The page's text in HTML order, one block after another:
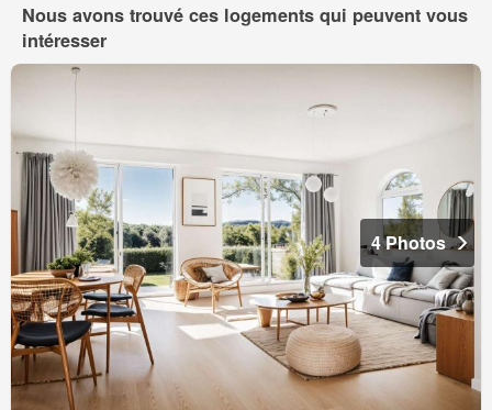
Nous avons trouvé ces logements qui peuvent vous
intéresser
4 Photos